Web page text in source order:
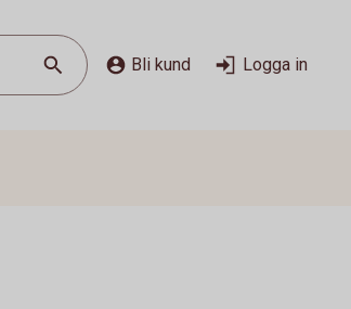
Bli kund Logga in